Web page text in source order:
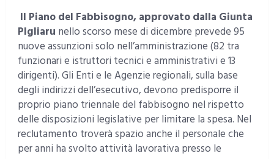
Il Piano del Fabbisogno, approvato dalla Giunta
PIgliaru nello scorso mese di dicembre prevede 95
nuove assunzioni solo nell’amministrazione (82 tra
funzionari e istruttori tecnici e amministrativi e 13
dirigenti). Gli Enti e le Agenzie regionali, sulla base
degli indirizzi dell’esecutivo, devono predisporre il
proprio piano triennale del fabbisogno nel rispetto
delle disposizioni legislative per limitare la spesa. Nel
reclutamento troverà spazio anche il personale che
per anni ha svolto attività lavorativa presso le